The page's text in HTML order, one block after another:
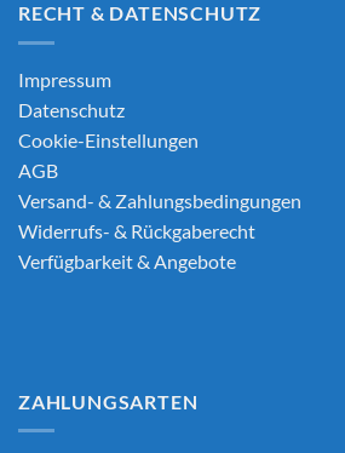
RECHT & DATENSCHUTZ
Impressum
Datenschutz
Cookie-Einstellungen
AGB
Versand- & Zahlungsbedingungen
Widerrufs- & Rückgaberecht
Verfügbarkeit & Angebote
ZAHLUNGSARTEN